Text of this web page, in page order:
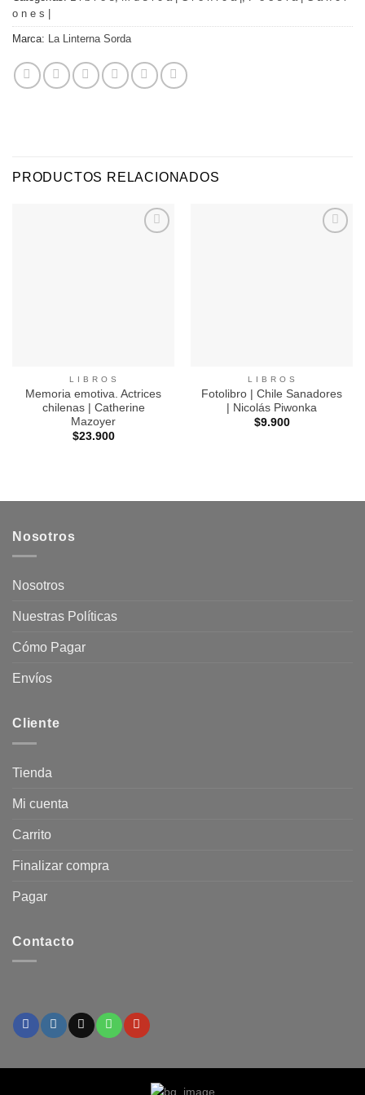
o n e s |
Marca: La Linterna Sorda
PRODUCTOS RELACIONADOS
L I B R O S
Memoria emotiva. Actrices
chilenas | Catherine
Mazoyer
$23.900
L I B R O S
Fotolibro | Chile Sanadores
| Nicolás Piwonka
$9.900
Nosotros
Nosotros
Nuestras Políticas
Cómo Pagar
Envíos
Cliente
Tienda
Mi cuenta
Carrito
Finalizar compra
Pagar
Contacto